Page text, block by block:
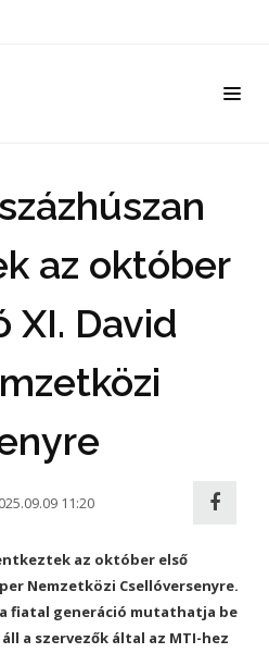
az október
XI. David
11:20
az október első
Nemzetközi Csellóversenyre.
fiatal generáció mutathatja be
a szervezők által az MTI-hez